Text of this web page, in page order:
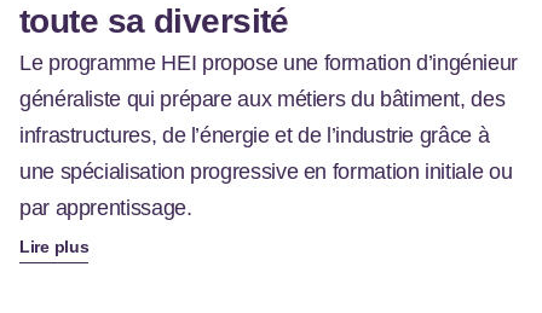
toute sa diversité
Le programme HEI propose une formation d’ingénieur
généraliste qui prépare aux métiers du bâtiment, des
infrastructures, de l’énergie et de l’industrie grâce à
une spécialisation progressive en formation initiale ou
par apprentissage.
Lire plus